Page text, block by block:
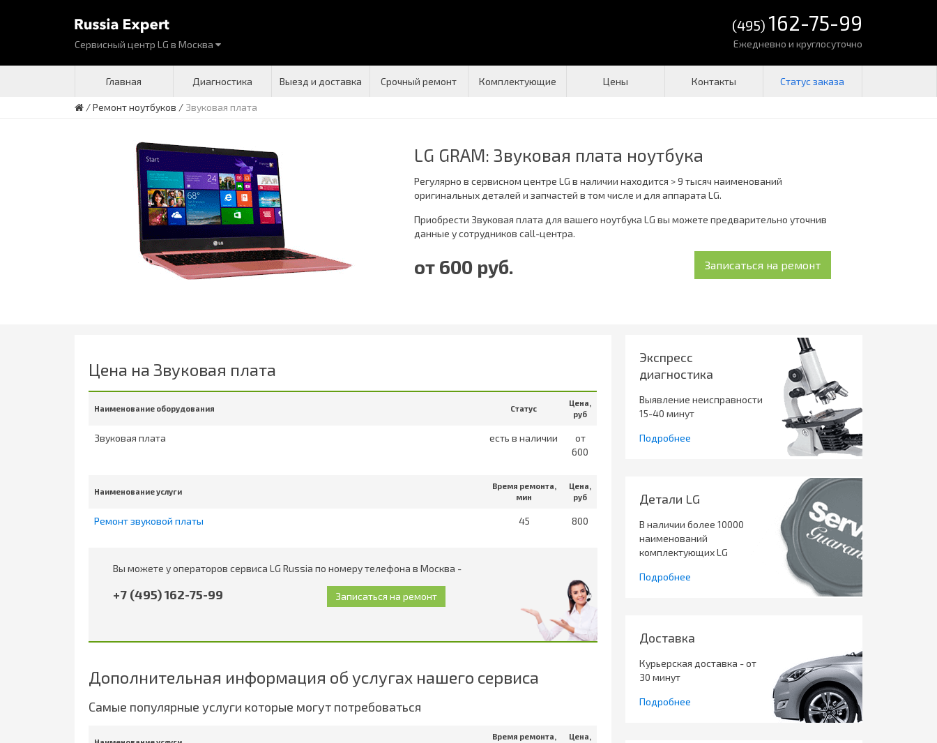
Сервисный центр LG в Москва
(495) 162-75-99
Ежедневно и круглосуточно
Главная Диагностика Выезд и доставка Срочный ремонт Комплектующие Цены Контакты
/Ремонт ноутбуков / Звуковая плата
LG GRAM: Звуковая плата ноутбука
Регулярно в сервисном центре LG в наличии находится > 9 тысяч наименований
оригинальных деталей и запчастей в том числе и для аппарата LG.
Приобрести Звуковая плата для вашего ноутбука LG вы можете предварительно уточнив
данные у сотрудников call-центра.
от 600 руб.
Цена на Звуковая плата
Наименование оборудования Статус
Цена,
руб
Звуковая плата есть в наличии
от
600
Наименование услуги
Время ремонта,
мин
Цена,
руб
Ремонт звуковой платы 45 800
Вы можете у операторов сервиса LG Russia по номеру телефона в Москва -
+7 (495) 162-75-99
Дополнительная информация об услугах нашего сервиса
Самые популярные услуги которые могут потребоваться
Время ремонта,
Цена,
Экспресс
диагностика
Выявление неисправности
15-40 минут
Подробнее
Детали LG
В наличии более 10000
наименований
комплектующих LG
Подробнее
Доставка
Курьерская доставка - от
30 минут
Подробнее